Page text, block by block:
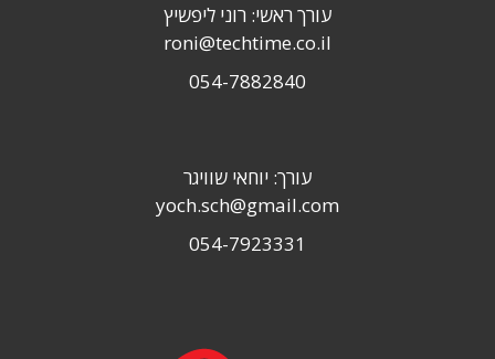
עורך ראשי: רוני ליפשיץ
roni@techtime.co.il
054-7882840
עורך: יוחאי שוויגר
yoch.sch@gmail.com
054-7923331